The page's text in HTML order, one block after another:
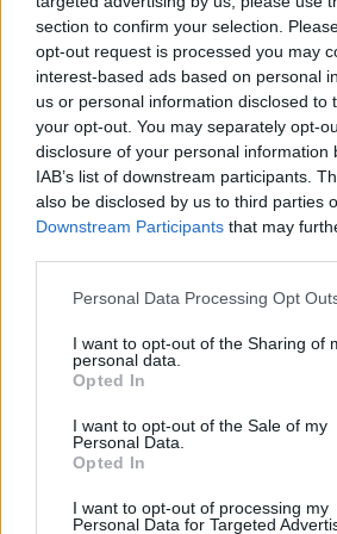
section to confirm your selection.
opt-out request is processed you may
interest-based ads based on personal
us or personal information disclosed to
your opt-out. You may separately opt-
disclosure of your personal information
IAB’s list of downstream participants.
also be disclosed by us to third parties
Downstream Participants that may
Personal Data Processing Opt
I want to opt-out of the Sharing of
personal data.
Opted In
I want to opt-out of the Sale of my
Personal Data.
Opted In
I want to opt-out of processing my
Personal Data for Targeted
Professional Publishers Association
περιθώριο των έξι μηνώνπου
εφαρμογή των νέων κανόνων είναι
εκφράζοντας φόβους ότι η
προχωρήσει σε σημαντικές
σε ισχύ οι νέες απαιτήσεις.
Προθεσμίες και πιθανές
Η Google θα έχει:
Έξι μήνεςγια να εφαρμόσει τους
κατάταξης αποτελεσμάτων.
μεταφοράς δεδομένων χρηστών.
στενά τη συμπεριφορά της